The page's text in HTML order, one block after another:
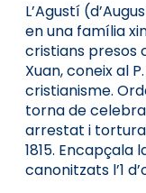
L’Agustí
en una família
cristians presos
Xuan, coneix al
cristianisme.
torna de
arrestat i
1815. Encapçala
canonitzats l’1